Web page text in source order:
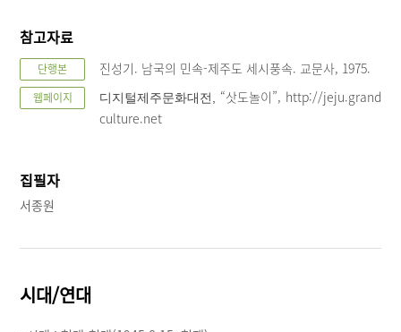
참고자료
단행본 진성기. 남국의 민속-제주도 세시풍속. 교문사, 1975.
웹페이지 디지털제주문화대전, “삿도놀이”, http://jeju.grand
culture.net
집필자
서종원
시대/연대